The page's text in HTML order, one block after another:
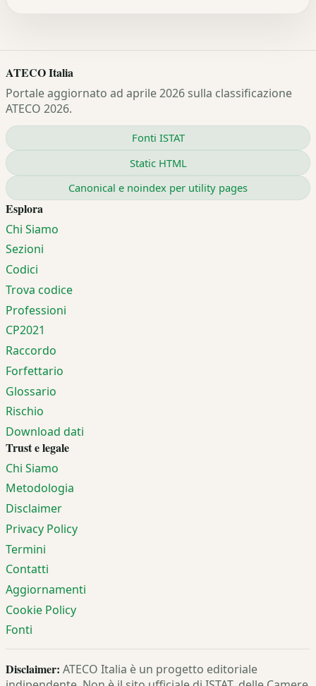
ATECO Italia
Portale aggiornato ad aprile 2026 sulla classificazione
ATECO 2026.
Fonti ISTAT
Static HTML
Canonical e noindex per utility pages
Esplora
Chi Siamo
Sezioni
Codici
Trova codice
Professioni
CP2021
Raccordo
Forfettario
Glossario
Rischio
Download dati
Trust e legale
Chi Siamo
Metodologia
Disclaimer
Privacy Policy
Termini
Contatti
Aggiornamenti
Cookie Policy
Fonti
Disclaimer: ATECO Italia è un progetto editoriale